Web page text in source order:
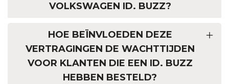
VOLKSWAGEN ID. BUZZ?
HOE BEÏNVLOEDEN DEZE
VERTRAGINGEN DE WACHTTIJDEN
VOOR KLANTEN DIE EEN ID. BUZZ
HEBBEN BESTELD?